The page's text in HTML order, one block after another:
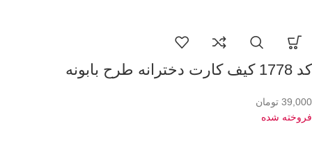
کد 1778 کیف کارت دخترانه طرح بابونه
39,000 تومان
فروخته شده